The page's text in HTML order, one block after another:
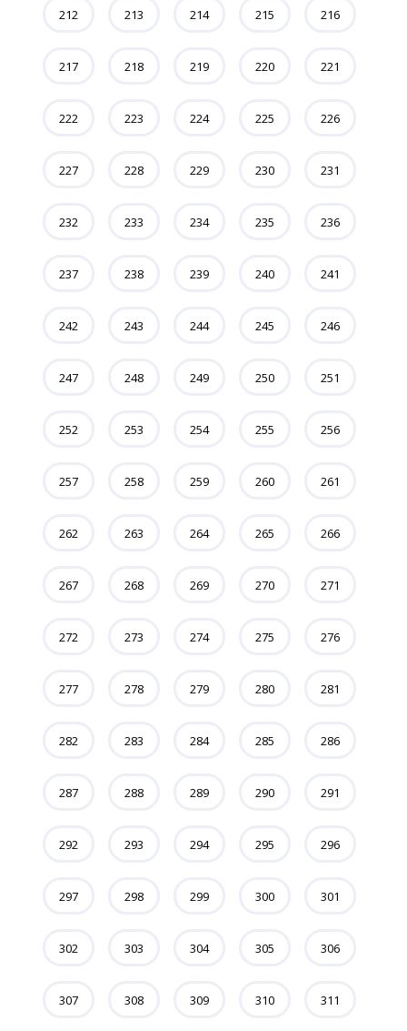
212 213 214 215 216
217 218 219 220 221
222 223 224 225 226
227 228 229 230 231
232 233 234 235 236
237 238 239 240 241
242 243 244 245 246
247 248 249 250 251
252 253 254 255 256
257 258 259 260 261
262 263 264 265 266
267 268 269 270 271
272 273 274 275 276
277 278 279 280 281
282 283 284 285 286
287 288 289 290 291
292 293 294 295 296
297 298 299 300 301
302 303 304 305 306
307 308 309 310 311